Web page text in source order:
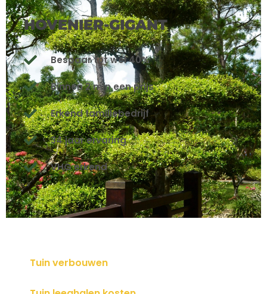
HOVENIER-GIGANT
Bespaar tot wel 40%
Binnen 2 min een prijs
Erkend familiebedrijf
34 jaar ervaring
VHG erkend
Tuin verbouwen